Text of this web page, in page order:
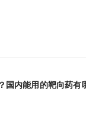
？国内能用的靶向药有